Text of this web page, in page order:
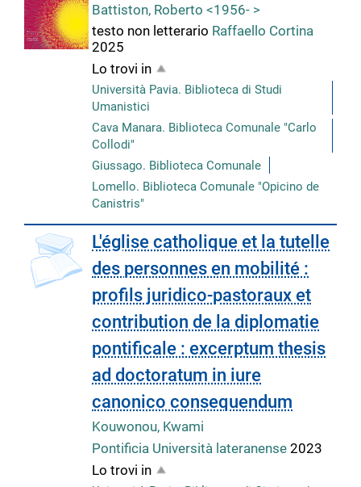
Battiston, Roberto <1956- >
testo non letterario Raffaello Cortina
2025
Lo trovi in
Università Pavia. Biblioteca di Studi
Umanistici
Cava Manara. Biblioteca Comunale "Carlo
Collodi"
Giussago. Biblioteca Comunale
Lomello. Biblioteca Comunale "Opicino de
Canistris"
copertina
L'église catholique et la tutelle
des personnes en mobilité :
profils juridico-pastoraux et
contribution de la diplomatie
pontificale : excerptum thesis
ad doctoratum in iure
canonico consequendum
Kouwonou, Kwami
Pontificia Università lateranense2023
Lo trovi in